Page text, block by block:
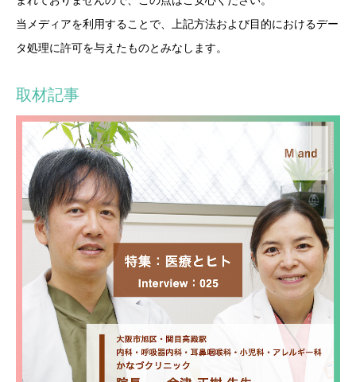
当メディアを利用することで、上記方法および目的におけるデー
タ処理に許可を与えたものとみなします。
取材記事